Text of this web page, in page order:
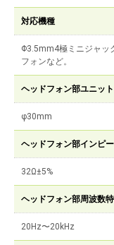
対応機種
Φ3.5mm4極ミニジャッ
フォンなど。
ヘッドフォン部ユニット
φ30mm
ヘッドフォン部インピ
32Ω±5%
ヘッドフォン部周波数
20Hz〜20kHz